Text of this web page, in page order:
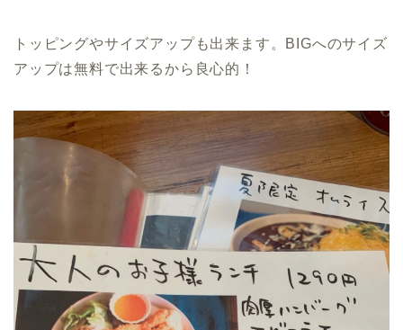
トッピングやサイズアップも出来ます。BIGへのサイズ
アップは無料で出来るから良心的！